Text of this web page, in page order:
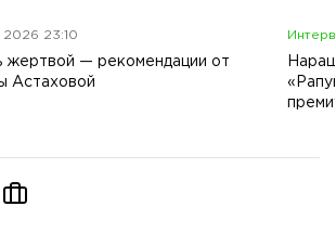
2026 23:10
жертвой — рекомендации от
Астаховой